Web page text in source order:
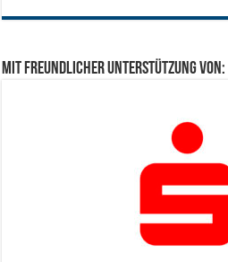
Mit freundlicher Unterstützung von: